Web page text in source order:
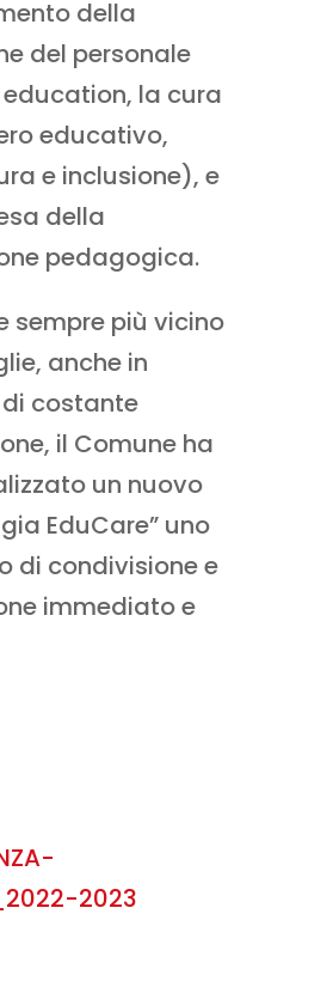
della
del personale
la cura
educativo,
e inclusione), e
della
pedagogica.
sempre più vicino
anche in
costante
il Comune ha
un nuovo
EduCare” uno
di condivisione e
immediato e
2023